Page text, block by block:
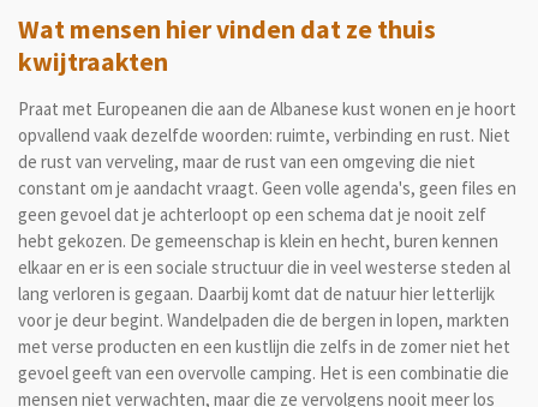
Wat mensen hier vinden dat ze thuis
kwijtraakten
Praat met Europeanen die aan de Albanese kust wonen en je hoort
opvallend vaak dezelfde woorden: ruimte, verbinding en rust. Niet
de rust van verveling, maar de rust van een omgeving die niet
constant om je aandacht vraagt. Geen volle agenda's, geen files en
geen gevoel dat je achterloopt op een schema dat je nooit zelf
hebt gekozen. De gemeenschap is klein en hecht, buren kennen
elkaar en er is een sociale structuur die in veel westerse steden al
lang verloren is gegaan. Daarbij komt dat de natuur hier letterlijk
voor je deur begint. Wandelpaden die de bergen in lopen, markten
met verse producten en een kustlijn die zelfs in de zomer niet het
gevoel geeft van een overvolle camping. Het is een combinatie die
mensen niet verwachten, maar die ze vervolgens nooit meer los